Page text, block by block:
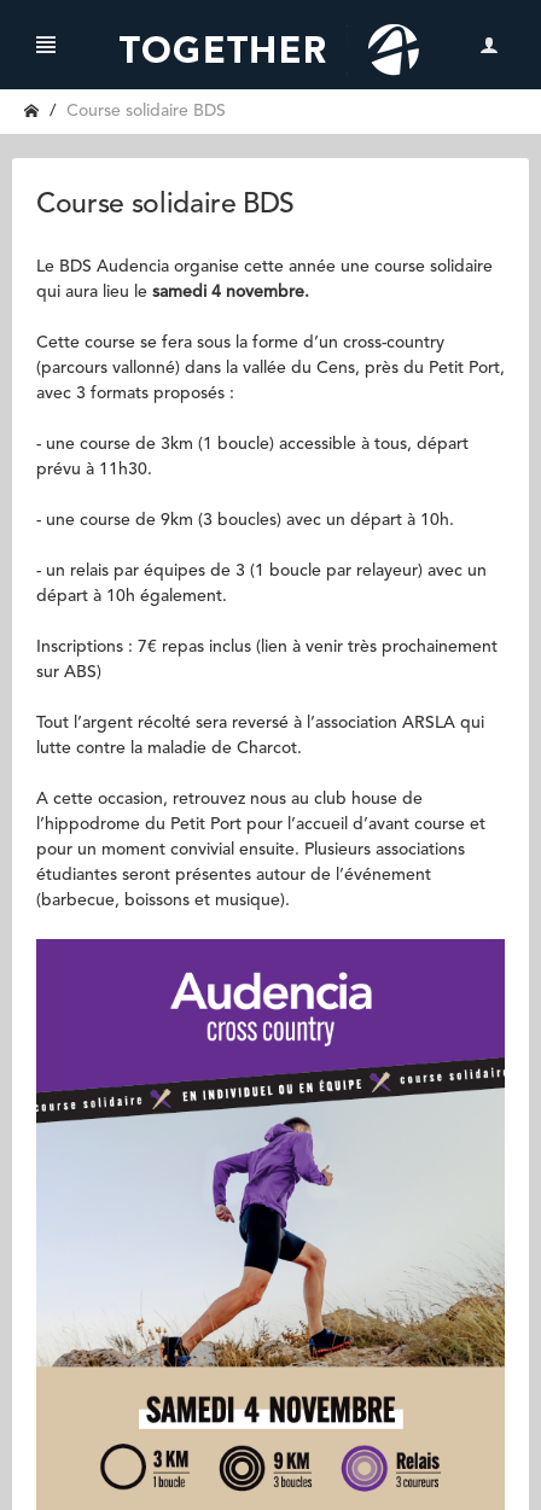
Course solidaire BDS
Course solidaire BDS
Le BDS Audencia organise cette année une course solidaire
qui aura lieu le samedi 4 novembre.
Cette course se fera sous la forme d’un cross-country
(parcours vallonné) dans la vallée du Cens, près du Petit Port,
avec 3 formats proposés :
- une course de 3km (1 boucle) accessible à tous, départ
prévu à 11h30.
- une course de 9km (3 boucles) avec un départ à 10h.
- un relais par équipes de 3 (1 boucle par relayeur) avec un
départ à 10h également.
Inscriptions : 7€ repas inclus (lien à venir très prochainement
sur ABS)
Tout l’argent récolté sera reversé à l’association ARSLA qui
lutte contre la maladie de Charcot.
A cette occasion, retrouvez nous au club house de
l’hippodrome du Petit Port pour l’accueil d’avant course et
pour un moment convivial ensuite. Plusieurs associations
étudiantes seront présentes autour de l’événement
(barbecue, boissons et musique).